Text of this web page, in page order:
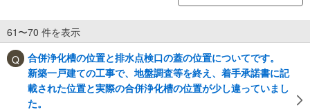
61〜70 件を表示
合併浄化槽の位置と排水点検口の蓋の位置についてです。
新築一戸建ての工事で、地盤調査等を終え、着手承諾書に記
載された位置と実際の合併浄化槽の位置が少し違っていまし
た。